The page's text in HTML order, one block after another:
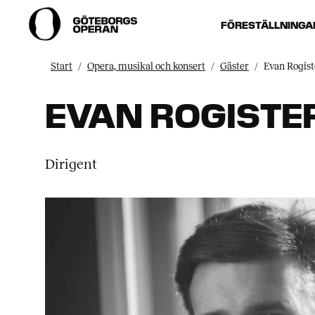
Start Opera, musikal och konsert Gäster Evan
EVAN
Dirigent